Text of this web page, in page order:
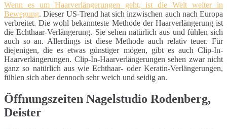
Wenn es um Haarverlängerungen geht, ist die Welt weiter in
Bewegung. Dieser US-Trend hat sich inzwischen auch nach Europa
verbreitet. Die wohl bekannteste Methode der Haarverlängerung ist
die Echthaar-Verlängerung. Sie sehen natürlich aus und fühlen sich
auch so an. Allerdings ist diese Methode auch relativ teuer. Für
diejenigen, die es etwas günstiger mögen, gibt es auch Clip-In-
Haarverlängerungen. Clip-In-Haarverlängerungen sehen zwar nicht
ganz so natürlich aus wie Echthaar- oder Keratin-Verlängerungen,
fühlen sich aber dennoch sehr weich und seidig an.
Öffnungszeiten Nagelstudio Rodenberg,
Deister